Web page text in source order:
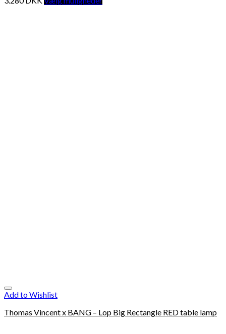
Add to Wishlist
Thomas Vincent x BANG – Lop Big Rectangle RED table lamp